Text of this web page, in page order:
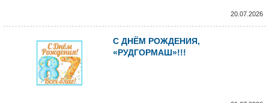
20.07.2026
С ДНЁМ РОЖДЕНИЯ,
«РУДГОРМАШ»!!!